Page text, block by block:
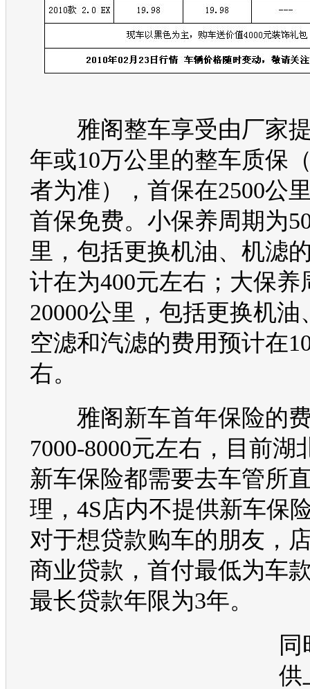
雅阁整车享受由厂家
年或10万公里的整车质保
者为准），首保在2500公
首保免费。小保养周期为
里，包括更换机油、机滤
计在为400元左右；大保养
20000公里，包括更换机油
空滤和汽滤的费用预计在
右。
雅阁新车首年保险的
7000-8000元左右，目前湖
新车保险都需要去车管所
理，4S店内不提供新车保
对于想贷款购车的朋友，
商业贷款，首付最低为车
最长贷款年限为3年。
供